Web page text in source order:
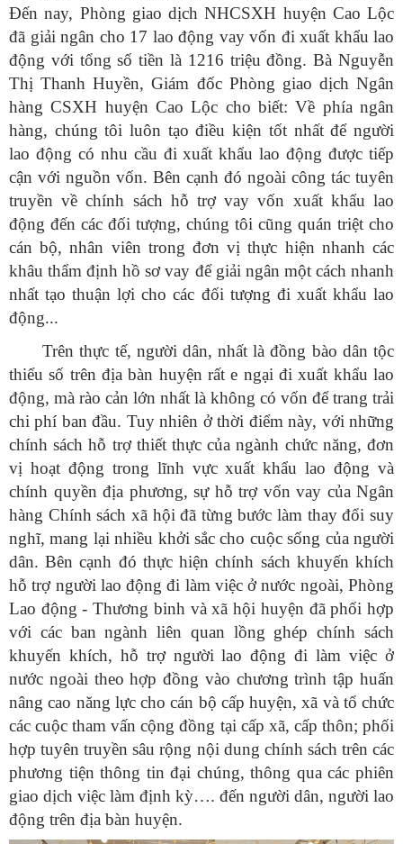
Đến nay, Phòng giao dịch NHCSXH huyện Cao Lộc
đã giải ngân cho 17 lao động vay vốn đi xuất khẩu lao
động với tổng số tiền là 1216 triệu đồng. Bà Nguyễn
Thị Thanh Huyền, Giám đốc Phòng giao dịch Ngân
hàng CSXH huyện Cao Lộc cho biết: Về phía ngân
hàng, chúng tôi luôn tạo điều kiện tốt nhất để người
lao động có nhu cầu đi xuất khẩu lao động được tiếp
cận với nguồn vốn. Bên cạnh đó ngoài công tác tuyên
truyền về chính sách hỗ trợ vay vốn xuất khẩu lao
động đến các đối tượng, chúng tôi cũng quán triệt cho
cán bộ, nhân viên trong đơn vị thực hiện nhanh các
khâu thẩm định hồ sơ vay để giải ngân một cách nhanh
nhất tạo thuận lợi cho các đối tượng đi xuất khẩu lao
động...
Trên thực tế, người dân, nhất là đồng bào dân tộc
thiểu số trên địa bàn huyện rất e ngại đi xuất khẩu lao
động, mà rào cản lớn nhất là không có vốn để trang trải
chi phí ban đầu. Tuy nhiên ở thời điểm này, với những
chính sách hỗ trợ thiết thực của ngành chức năng, đơn
vị hoạt động trong lĩnh vực xuất khẩu lao động và
chính quyền địa phương, sự hỗ trợ vốn vay của Ngân
hàng Chính sách xã hội đã từng bước làm thay đổi suy
nghĩ, mang lại nhiều khởi sắc cho cuộc sống của người
dân. Bên cạnh đó thực hiện chính sách khuyến khích
hỗ trợ người lao động đi làm việc ở nước ngoài, Phòng
Lao động - Thương binh và xã hội huyện đã phối hợp
với các ban ngành liên quan lồng ghép chính sách
khuyến khích, hỗ trợ người lao động đi làm việc ở
nước ngoài theo hợp đồng vào chương trình tập huấn
nâng cao năng lực cho cán bộ cấp huyện, xã và tổ chức
các cuộc tham vấn cộng đồng tại cấp xã, cấp thôn; phối
hợp tuyên truyền sâu rộng nội dung chính sách trên các
phương tiện thông tin đại chúng, thông qua các phiên
giao dịch việc làm định kỳ…. đến người dân, người lao
động trên địa bàn huyện.